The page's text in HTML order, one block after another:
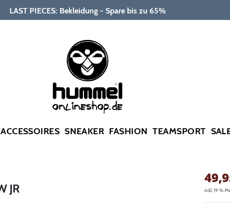
LAST PIECES: Bekleidung - Spare bis zu 65%
ACCESSOIRES SNEAKER FASHION TEAMSPORT
JR inkl. 19 %